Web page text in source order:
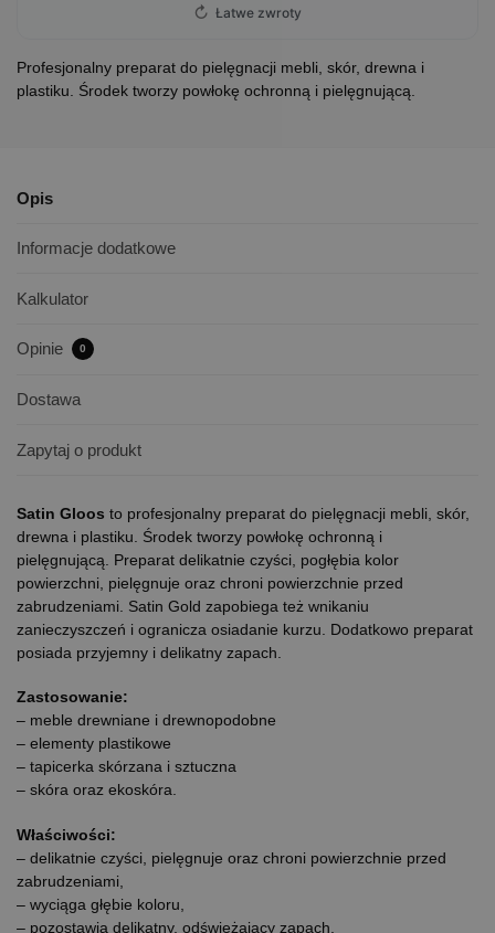
↻ Łatwe zwroty
Profesjonalny preparat do pielęgnacji mebli, skór, drewna i
plastiku. Środek tworzy powłokę ochronną i pielęgnującą.
Opis
Informacje dodatkowe
Kalkulator
Opinie 0
Dostawa
Zapytaj o produkt
Satin Gloos to profesjonalny preparat do pielęgnacji mebli, skór,
drewna i plastiku. Środek tworzy powłokę ochronną i
pielęgnującą. Preparat delikatnie czyści, pogłębia kolor
powierzchni, pielęgnuje oraz chroni powierzchnie przed
zabrudzeniami. Satin Gold zapobiega też wnikaniu
zanieczyszczeń i ogranicza osiadanie kurzu. Dodatkowo preparat
posiada przyjemny i delikatny zapach.
Zastosowanie:
– meble drewniane i drewnopodobne
– elementy plastikowe
– tapicerka skórzana i sztuczna
– skóra oraz ekoskóra.
Właściwości:
– delikatnie czyści, pielęgnuje oraz chroni powierzchnie przed
zabrudzeniami,
– wyciąga głębie koloru,
– pozostawia delikatny, odświeżający zapach,